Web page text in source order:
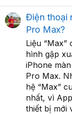
Điện thoại
Pro Max?
Liệu
hình gập
iPhone
Pro Max.
hệ “Max”
nhất, vì
thiết bị mới